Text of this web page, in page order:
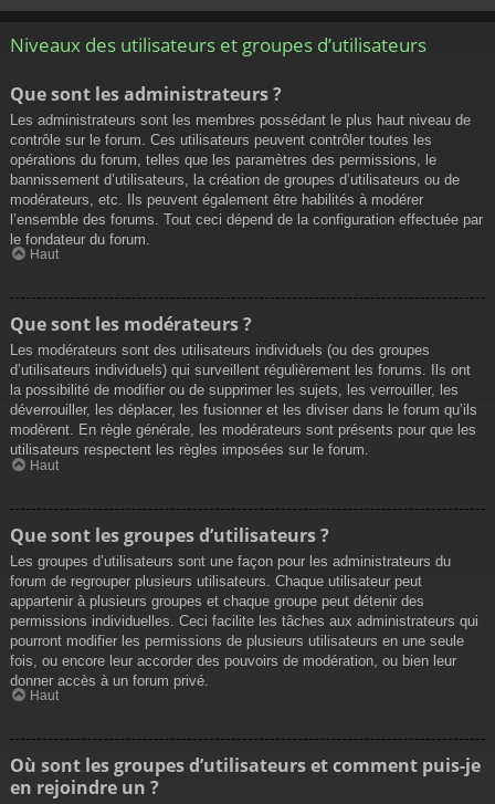
Niveaux des utilisateurs et groupes d’utilisateurs
Que sont les administrateurs ?
Les administrateurs sont les membres possédant le plus haut niveau de
contrôle sur le forum. Ces utilisateurs peuvent contrôler toutes les
opérations du forum, telles que les paramètres des permissions, le
bannissement d’utilisateurs, la création de groupes d’utilisateurs ou de
modérateurs, etc. Ils peuvent également être habilités à modérer
l’ensemble des forums. Tout ceci dépend de la configuration effectuée par
le fondateur du forum.
Haut
Que sont les modérateurs ?
Les modérateurs sont des utilisateurs individuels (ou des groupes
d’utilisateurs individuels) qui surveillent régulièrement les forums. Ils ont
la possibilité de modifier ou de supprimer les sujets, les verrouiller, les
déverrouiller, les déplacer, les fusionner et les diviser dans le forum qu’ils
modèrent. En règle générale, les modérateurs sont présents pour que les
utilisateurs respectent les règles imposées sur le forum.
Haut
Que sont les groupes d’utilisateurs ?
Les groupes d’utilisateurs sont une façon pour les administrateurs du
forum de regrouper plusieurs utilisateurs. Chaque utilisateur peut
appartenir à plusieurs groupes et chaque groupe peut détenir des
permissions individuelles. Ceci facilite les tâches aux administrateurs qui
pourront modifier les permissions de plusieurs utilisateurs en une seule
fois, ou encore leur accorder des pouvoirs de modération, ou bien leur
donner accès à un forum privé.
Haut
Où sont les groupes d’utilisateurs et comment puis-je
en rejoindre un ?